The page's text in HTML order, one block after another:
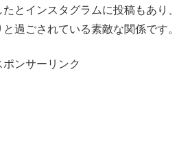
とインスタグラムに投稿もあり、
過ごされている素敵な関係です。
ポンサーリンク